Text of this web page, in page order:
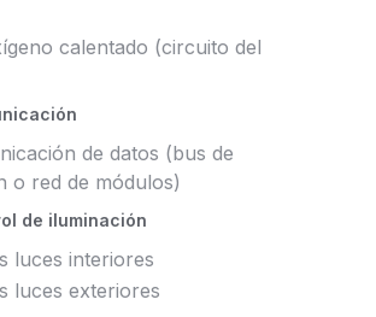
calentado (circuito del
de datos (bus de
o red de módulos)
de iluminación
luces interiores
luces exteriores